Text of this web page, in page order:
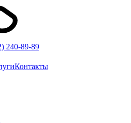
240-89-89
Контакты